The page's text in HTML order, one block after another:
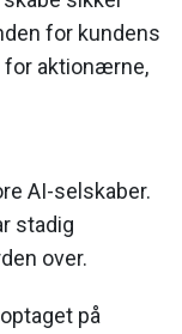
for kundens
for aktionærne,
AI-selskaber.
stadig
over.
på